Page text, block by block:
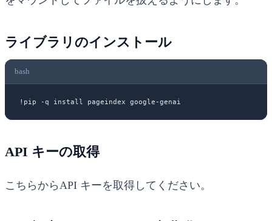
ライブラリのインストール
bash
! pip -q install pageindex google-genai
API キーの取得
こちら からAPI キーを取得してください。